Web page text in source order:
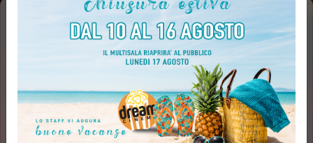
JURASSIC WORLD - LA RINASCITA
(JURASSIC WORLD REBIRTH)